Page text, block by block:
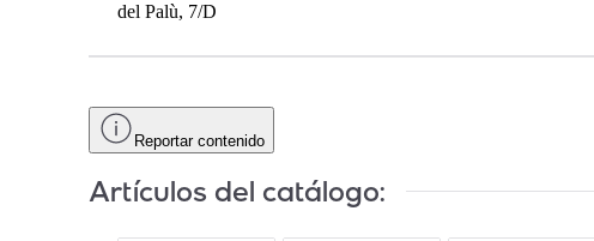
del Palù, 7/D
Reportar contenido
Artículos del catálogo: